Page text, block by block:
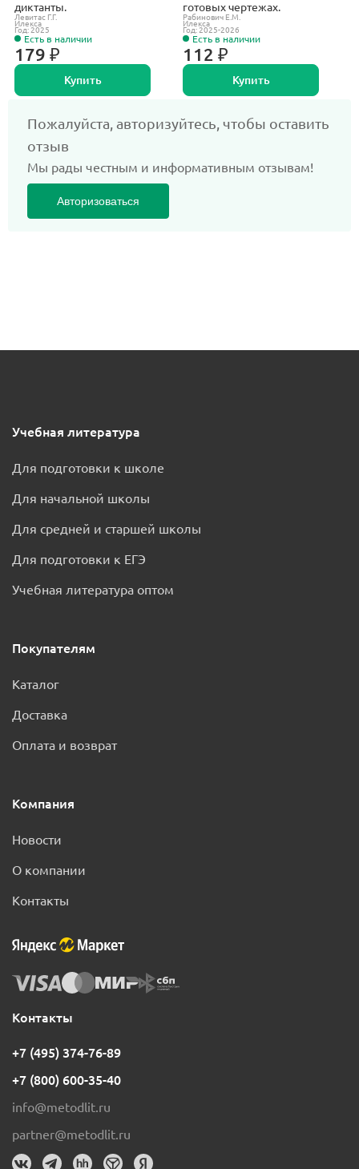
диктанты.
Левитас Г.Г.
Илекса
Год: 2025
Есть в наличии
179 ₽
Купить
готовых чертежах.
Рабинович Е.М.
Илекса
Год: 2025-2026
Есть в наличии
112 ₽
Купить
Пожалуйста, авторизуйтесь, чтобы оставить
отзыв
Мы рады честным и информативным отзывам!
Авторизоваться
Учебная литература
Для подготовки к школе
Для начальной школы
Для средней и старшей школы
Для подготовки к ЕГЭ
Учебная литература оптом
Покупателям
Каталог
Доставка
Оплата и возврат
Компания
Новости
О компании
Контакты
Контакты
+7 (495) 374-76-89
+7 (800) 600-35-40
info@metodlit.ru
partner@metodlit.ru